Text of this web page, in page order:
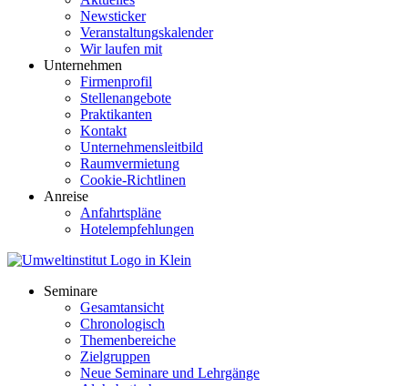
Newsticker
Veranstaltungskalender
Wir laufen mit
Unternehmen
Firmenprofil
Stellenangebote
Praktikanten
Kontakt
Unternehmensleitbild
Raumvermietung
Cookie-Richtlinen
Anreise
Anfahrtspläne
Hotelempfehlungen
Seminare
Gesamtansicht
Chronologisch
Themenbereiche
Zielgruppen
Neue Seminare und Lehrgänge